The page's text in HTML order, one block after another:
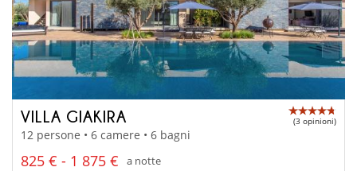
VILLA GIAKIRA (3 opinioni)
12 persone • 6 camere • 6 bagni
825 € - 1 875 €
a notte